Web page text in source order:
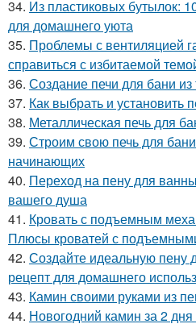
34. Из пластиковых бутылок:
для домашнего уюта
35. Проблемы с вентиляцией
справиться с избитаемой
36. Создание печи для бани
37. Как выбрать и установить
38. Металлическая печь для
39. Строим свою печь для
начинающих
40. Переход на пену для
вашего душа
41. Кровать с подъемным
Плюсы кроватей с
42. Создайте идеальную пену
рецепт для домашнего
43. Камин своими руками из
44. Новогодний камин за 2